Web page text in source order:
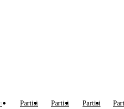
Partisi
Partisi
Partisi